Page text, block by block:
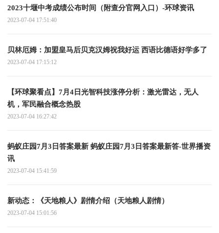
2023十堰中考成绩公布时间（附查分官网入口）-环球资讯
2023-07-04 17:51:40
贝林厄姆：加盟皇马后贝克汉姆祝我好运 西语比德语好学多了
2023-07-04 17:15:12
【环球聚看点】7月4日光智科技涨停分析：激光雷达，无人
机，军民融合概念热股
2023-07-04 16:27:42
蚂蚁庄园7月3日答案最新 蚂蚁庄园7月3日答案最新答-世界播资
讯
2023-07-04 15:41:59
新动态：《天地粮人》剧情介绍（天地粮人剧情）
2023-07-04 15:01:56